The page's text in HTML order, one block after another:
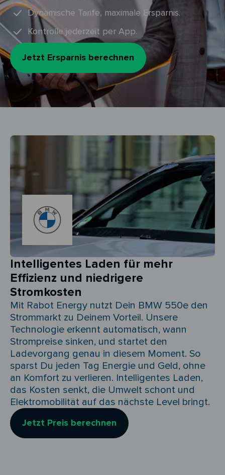
Dynamische Tarife, maximale Ersparnis.
Kontrolle jederzeit per App.
Jetzt Ersparnis berechnen
Intelligentes Laden für mehr
Effizienz und niedrigere
Stromkosten
Mit Rabot Energy nutzt Dein BMW 550e den
Strommarkt zu Deinem Vorteil. Unsere
Technologie erkennt automatisch, wann
Strompreise sinken, und startet den
Ladevorgang genau in diesem Moment. So
sparst Du jeden Tag Energie und Geld, ohne
an Komfort zu verlieren. Intelligentes Laden,
das Kosten senkt, die Umwelt schont und
Elektromobilität auf das nächste Level bringt.
Jetzt Preis berechnen